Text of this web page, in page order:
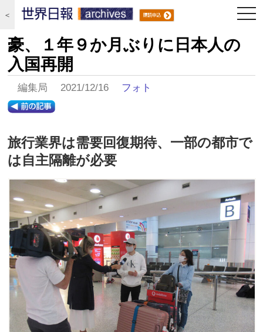
＜
豪、１年９か月ぶりに日本人の
入国再開
編集局 2021/12/16 フォト
旅行業界は需要回復期待、一部の都市で
は自主隔離が必要